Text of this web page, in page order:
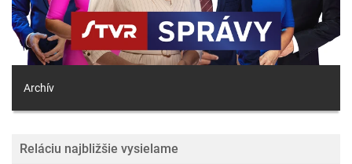
Archív
Reláciu najbližšie vysielame